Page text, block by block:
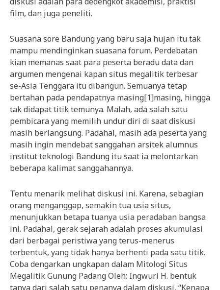
film, dan juga peneliti.
Suasana sore Bandung yang baru saja hujan itu tak
mampu mendinginkan suasana forum. Perdebatan
kian memanas saat para peserta beradu data dan
argumen mengenai kapan situs megalitik terbesar
se-Asia Tenggara itu dibangun. Semuanya tetap
bertahan pada pendapatnya masing[1]masing, hingga
tak didapat titik temunya. Malah, ada salah satu
pembicara yang memilih undur diri di saat diskusi
masih berlangsung. Padahal, masih ada peserta yang
masih ingin mendebat sanggahan arsitek alumnus
institut teknologi Bandung itu saat ia melontarkan
beberapa kalimat sanggahannya.
Tentu menarik melihat diskusi ini. Karena, sebagian
orang menganggap, semakin tua usia situs,
menunjukkan betapa tuanya usia peradaban bangsa
ini. Padahal, gerak sejarah adalah proses akumulasi
dari berbagai peristiwa yang terus-menerus
terbentuk, yang tidak hanya berhenti pada satu titik.
Coba dengarkan ungkapan dalam Mitologi Situs
Megalitik Gunung Padang Oleh: Ingwuri H. bentuk
tanya dari salah satu penanya dalam diskusi, “Kenapa